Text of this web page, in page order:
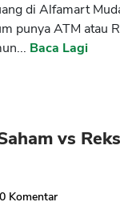
di Alfamart
punya ATM atau
Baca Lagi
vs
0 Komentar